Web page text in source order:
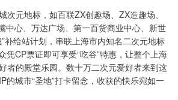
次元地标，如百联ZX创趣场、ZX造趣场、
中心、万达广场、第一百货商业中心、新世
补给站计划，串联上海市内知名二次元地标
凭CP票证即可享受“吃谷”特惠，让整个上海
者的殿堂乐园。数十万二次元爱好者来到这
的城市“圣地”打卡留念，收获的快乐宛如一